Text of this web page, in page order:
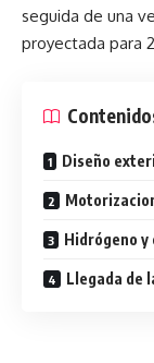
seguida de una
proyectada para
Diseño
Hidrógeno y
Llegada de